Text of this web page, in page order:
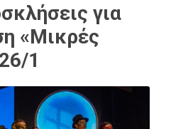
για
«Μικρές
1